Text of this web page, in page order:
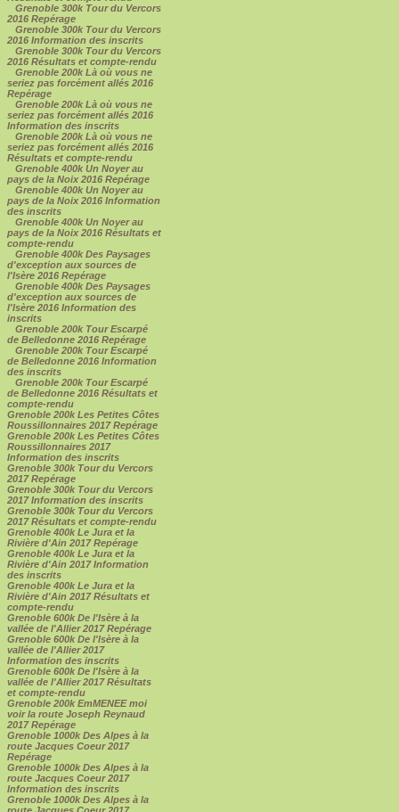
Grenoble 300k Tour du Vercors
2016 Repérage
Grenoble 300k Tour du Vercors
2016 Information des inscrits
Grenoble 300k Tour du Vercors
2016 Résultats et compte-rendu
Grenoble 200k Là où vous ne
seriez pas forcément allés 2016
Repérage
Grenoble 200k Là où vous ne
seriez pas forcément allés 2016
Information des inscrits
Grenoble 200k Là où vous ne
seriez pas forcément allés 2016
Résultats et compte-rendu
Grenoble 400k Un Noyer au
pays de la Noix 2016 Repérage
Grenoble 400k Un Noyer au
pays de la Noix 2016 Information
des inscrits
Grenoble 400k Un Noyer au
pays de la Noix 2016 Résultats et
compte-rendu
Grenoble 400k Des Paysages
d'exception aux sources de
l'Isère 2016 Repérage
Grenoble 400k Des Paysages
d'exception aux sources de
l'Isère 2016 Information des
inscrits
Grenoble 200k Tour Escarpé
de Belledonne 2016 Repérage
Grenoble 200k Tour Escarpé
de Belledonne 2016 Information
des inscrits
Grenoble 200k Tour Escarpé
de Belledonne 2016 Résultats et
compte-rendu
Grenoble 200k Les Petites Côtes
Roussillonnaires 2017 Repérage
Grenoble 200k Les Petites Côtes
Roussillonnaires 2017
Information des inscrits
Grenoble 300k Tour du Vercors
2017 Repérage
Grenoble 300k Tour du Vercors
2017 Information des inscrits
Grenoble 300k Tour du Vercors
2017 Résultats et compte-rendu
Grenoble 400k Le Jura et la
Rivière d'Ain 2017 Repérage
Grenoble 400k Le Jura et la
Rivière d'Ain 2017 Information
des inscrits
Grenoble 400k Le Jura et la
Rivière d'Ain 2017 Résultats et
compte-rendu
Grenoble 600k De l'Isère à la
vallée de l'Allier 2017 Repérage
Grenoble 600k De l'Isère à la
vallée de l'Allier 2017
Information des inscrits
Grenoble 600k De l'Isère à la
vallée de l'Allier 2017 Résultats
et compte-rendu
Grenoble 200k EmMENEE moi
voir la route Joseph Reynaud
2017 Repérage
Grenoble 1000k Des Alpes à la
route Jacques Coeur 2017
Repérage
Grenoble 1000k Des Alpes à la
route Jacques Coeur 2017
Information des inscrits
Grenoble 1000k Des Alpes à la